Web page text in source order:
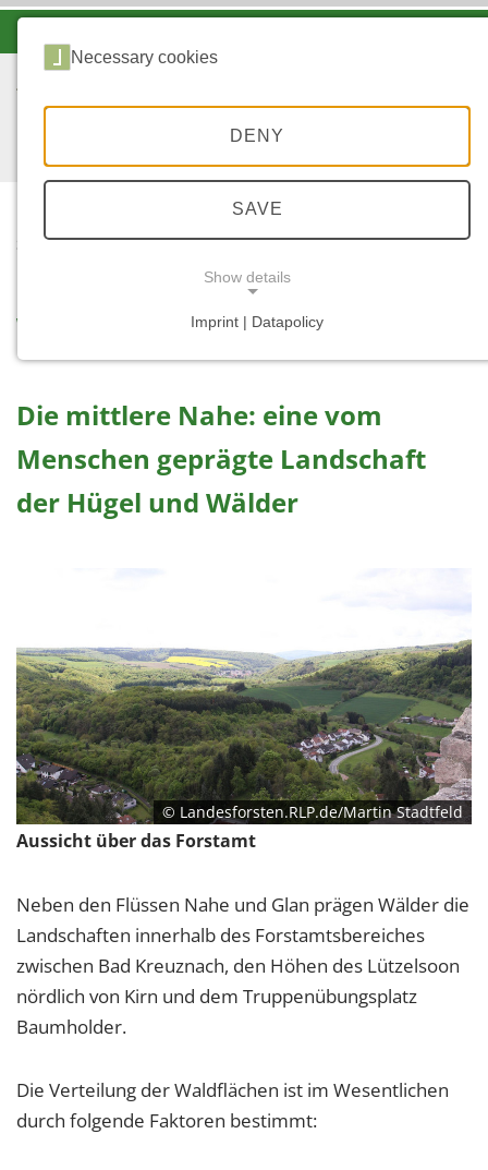
START ... WALD
Wald
Die mittlere Nahe: eine vom
Menschen geprägte Landschaft
der Hügel und Wälder
© Landesforsten.RLP.de/Martin Stadtfeld
Aussicht über das Forstamt
Neben den Flüssen Nahe und Glan prägen Wälder die
Landschaften innerhalb des Forstamtsbereiches
zwischen Bad Kreuznach, den Höhen des Lützelsoon
nördlich von Kirn und dem Truppenübungsplatz
Baumholder.
Die Verteilung der Waldflächen ist im Wesentlichen
durch folgende Faktoren bestimmt:
Necessary cookies
DENY
SAVE
Show details
Imprint | Datapolicy